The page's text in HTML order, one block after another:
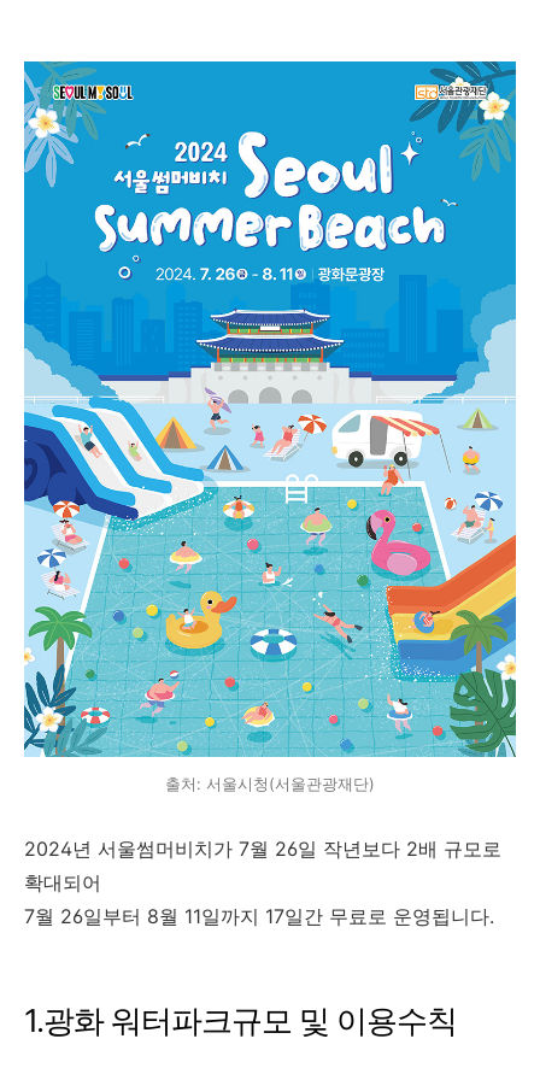
출처: 서울시청(서울관광재단)
2024년 서울썸머비치가 7월 26일 작년보다 2배 규모로
확대되어
7월 26일부터 8월 11일까지 17일간 무료로 운영됩니다.
1.광화 워터파크규모 및 이용수칙